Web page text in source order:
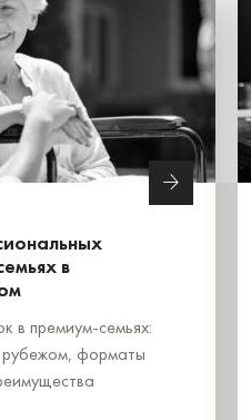
в
в премиум-семьях:
рубежом, форматы